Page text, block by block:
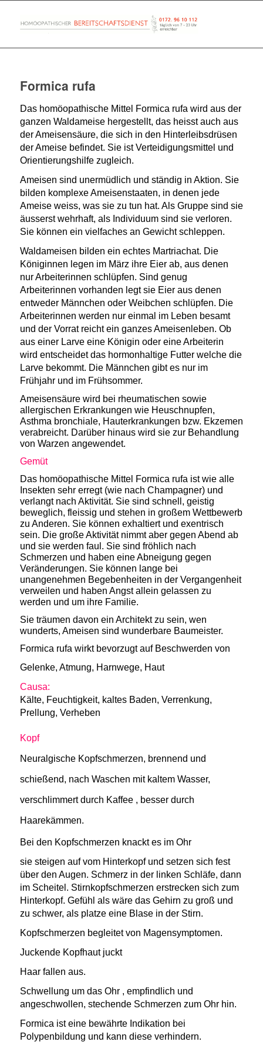
Formica rufa
Das homöopathische Mittel Formica rufa wird aus der
ganzen Waldameise hergestellt, das heisst auch aus
der Ameisensäure, die sich in den Hinterleibsdrüsen
der Ameise befindet. Sie ist Verteidigungsmittel und
Orientierungshilfe zugleich.
Ameisen sind unermüdlich und ständig in Aktion. Sie
bilden komplexe Ameisenstaaten, in denen jede
Ameise weiss, was sie zu tun hat. Als Gruppe sind sie
äusserst wehrhaft, als Individuum sind sie verloren.
Sie können ein vielfaches an Gewicht schleppen.
Waldameisen bilden ein echtes Martriachat. Die
Königinnen legen im März ihre Eier ab, aus denen
nur Arbeiterinnen schlüpfen. Sind genug
Arbeiterinnen vorhanden legt sie Eier aus denen
entweder Männchen oder Weibchen schlüpfen. Die
Arbeiterinnen werden nur einmal im Leben besamt
und der Vorrat reicht ein ganzes Ameisenleben. Ob
aus einer Larve eine Königin oder eine Arbeiterin
wird entscheidet das hormonhaltige Futter welche die
Larve bekommt. Die Männchen gibt es nur im
Frühjahr und im Frühsommer.
Ameisensäure wird bei rheumatischen sowie
allergischen Erkrankungen wie Heuschnupfen,
Asthma bronchiale, Hauterkrankungen bzw. Ekzemen
verabreicht. Darüber hinaus wird sie zur Behandlung
von Warzen angewendet.
Gemüt
Das homöopathische Mittel Formica rufa ist wie alle
Insekten sehr erregt (wie nach Champagner) und
verlangt nach Aktivität. Sie sind schnell, geistig
beweglich, fleissig und stehen in großem Wettbewerb
zu Anderen. Sie können exhaltiert und exentrisch
sein. Die große Aktivität nimmt aber gegen Abend ab
und sie werden faul. Sie sind fröhlich nach
Schmerzen und haben eine Abneigung gegen
Veränderungen. Sie können lange bei
unangenehmen Begebenheiten in der Vergangenheit
verweilen und haben Angst allein gelassen zu
werden und um ihre Familie.
Sie träumen davon ein Architekt zu sein, wen
wunderts, Ameisen sind wunderbare Baumeister.
Formica rufa wirkt bevorzugt auf Beschwerden von
Gelenke, Atmung, Harnwege, Haut
Causa:
Kälte, Feuchtigkeit, kaltes Baden, Verrenkung,
Prellung, Verheben
Kopf
Neuralgische Kopfschmerzen, brennend und
schießend, nach Waschen mit kaltem Wasser,
verschlimmert durch Kaffee , besser durch
Haarekämmen.
Bei den Kopfschmerzen knackt es im Ohr
sie steigen auf vom Hinterkopf und setzen sich fest
über den Augen. Schmerz in der linken Schläfe, dann
im Scheitel. Stirnkopfschmerzen erstrecken sich zum
Hinterkopf. Gefühl als wäre das Gehirn zu groß und
zu schwer, als platze eine Blase in der Stirn.
Kopfschmerzen begleitet von Magensymptomen.
Juckende Kopfhaut juckt
Haar fallen aus.
Schwellung um das Ohr , empfindlich und
angeschwollen, stechende Schmerzen zum Ohr hin.
Formica ist eine bewährte Indikation bei
Polypenbildung und kann diese verhindern.